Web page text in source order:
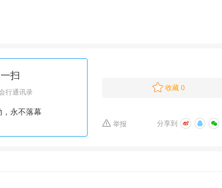
扫
行通讯录
，永不落幕
收藏 0
举报 分享到